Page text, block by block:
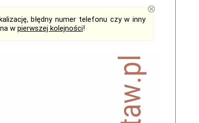
błędny numer telefonu czy w inny
w pierwszej kolejności!
⊗